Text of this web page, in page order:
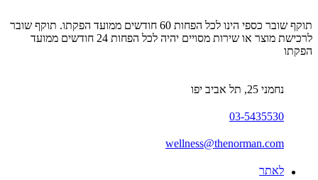
תוקף שובר כספי הינו לכל הפחות 60 חודשים ממועד הפקתו. תוקף שובר
לרכישת מוצר או שירות מסויים יהיה לכל הפחות 24 חודשים ממועד
הפקתו
נחמני 25, תל אביב יפו
03-5435530
wellness@thenorman.com
לאתר